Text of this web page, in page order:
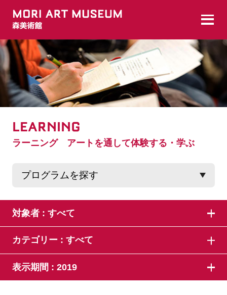
LEARNING
ラーニング アートを通して体験する・学ぶ
対象者 : すべて
カテゴリー : すべて
表示期間 : 2019